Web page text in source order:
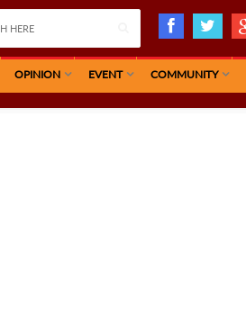
OPINION EVENT COMMUNITY